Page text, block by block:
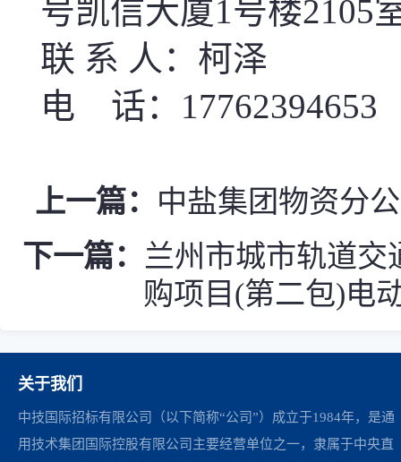
号凯信大厦1号楼2105
联 系 人：柯泽
电
话： 17762394653
上一篇： 中盐集团物资分
下一篇： 兰州市城市轨道交
购项目(第二包)电
关于我们
中技国际招标有限公司（以下简称“公司”）成立于1984年，是通
用技术集团国际控股有限公司主要经营单位之一，隶属于中央直